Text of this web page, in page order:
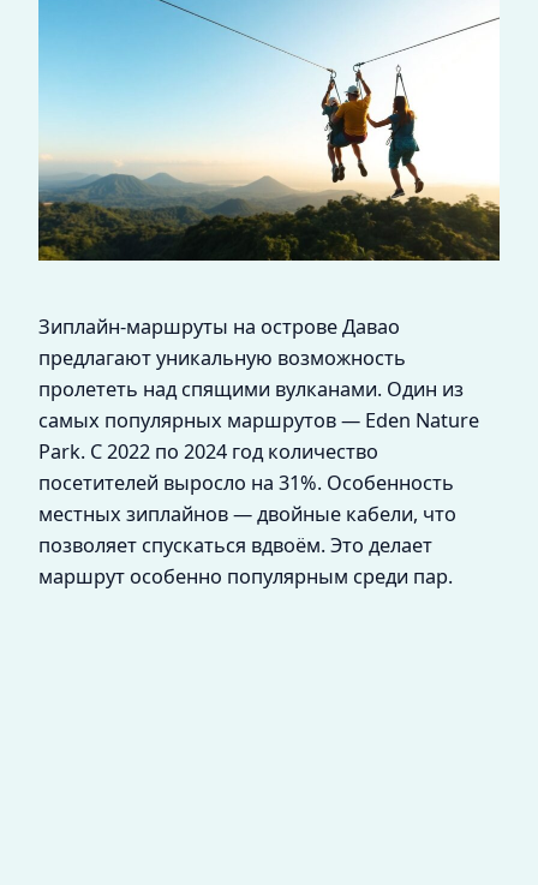
Зиплайн-маршруты на острове Давао
предлагают уникальную возможность
пролететь над спящими вулканами. Один из
самых популярных маршрутов — Eden Nature
Park. С 2022 по 2024 год количество
посетителей выросло на 31%. Особенность
местных зиплайнов — двойные кабели, что
позволяет спускаться вдвоём. Это делает
маршрут особенно популярным среди пар.